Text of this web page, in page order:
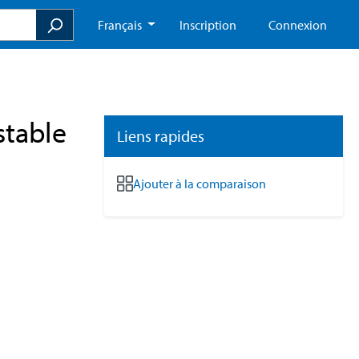
Français Inscription Connexion
Liens rapides
Ajouter à la comparaison